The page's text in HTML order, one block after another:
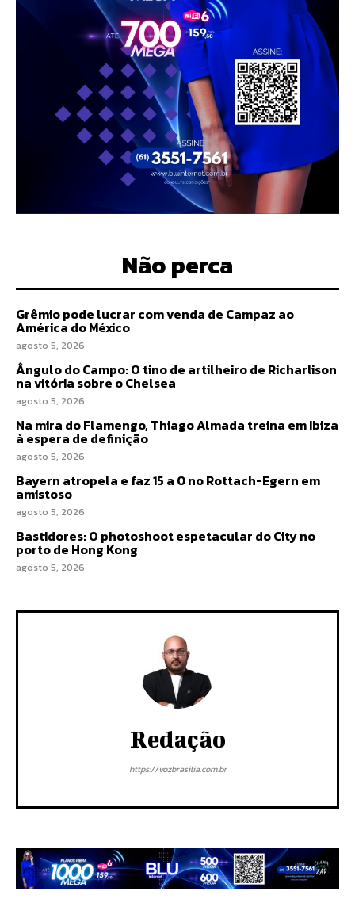
Não perca
Grêmio pode lucrar com venda de Campaz ao
América do México
agosto 5, 2026
Ângulo do Campo: O tino de artilheiro de Richarlison
na vitória sobre o Chelsea
agosto 5, 2026
Na mira do Flamengo, Thiago Almada treina em Ibiza
à espera de definição
agosto 5, 2026
Bayern atropela e faz 15 a 0 no Rottach-Egern em
amistoso
agosto 5, 2026
Bastidores: O photoshoot espetacular do City no
porto de Hong Kong
agosto 5, 2026
Redação
https://vozbrasilia.com.br